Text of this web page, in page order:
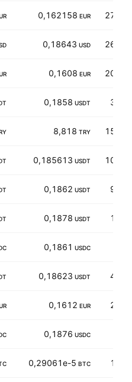
0,162158 EUR
0,18643 USD
0,1608 EUR
0,1858 USDT
8,818 TRY
0,185613 USDT
0,1862 USDT
0,1878 USDT
0,1861 USDC
0,18623 USDT
0,1612 EUR
0,1876 USDC
0,29061e-5 BTC